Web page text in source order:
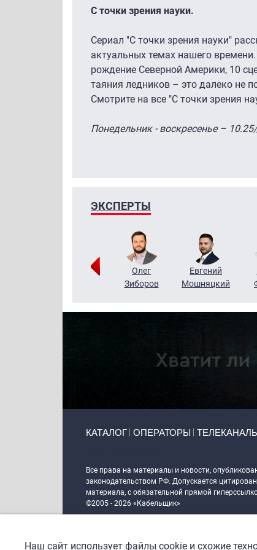
С точки зрения науки.
Сериал "С точки зрения науки"
актуальных темах нашего
рождение Северной Америки, 10
таяния ледников – это далеко не
Смотрите на все "С точки зрения
Понедельник - воскресенье –
ЭКСПЕРТЫ
Григорий
Олег
Зиборов
Евгений
Мошняцкий
КАТАЛОГ ОПЕРАТОРЫ
Все права на материалы и новости,
законодательством РФ. Допускается
материала, с обязательной прямой
©2005 - 2026 «Кабельщик»
DrupalCoder — поддержка сайта c 2017 года
Наш сайт использует файлы cookie и схожие